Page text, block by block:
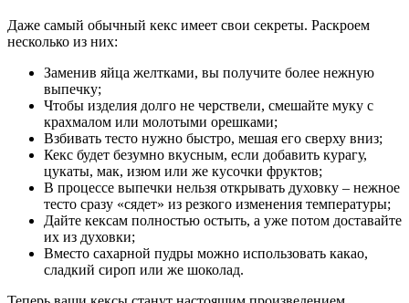
Даже самый обычный кекс имеет свои секреты. Раскроем
несколько из них:
Заменив яйца желтками, вы получите более нежную
выпечку;
Чтобы изделия долго не черствели, смешайте муку с
крахмалом или молотыми орешками;
Взбивать тесто нужно быстро, мешая его сверху вниз;
Кекс будет безумно вкусным, если добавить курагу,
цукаты, мак, изюм или же кусочки фруктов;
В процессе выпечки нельзя открывать духовку – нежное
тесто сразу «сядет» из резкого изменения температуры;
Дайте кексам полностью остыть, а уже потом доставайте
их из духовки;
Вместо сахарной пудры можно использовать какао,
сладкий сироп или же шоколад.